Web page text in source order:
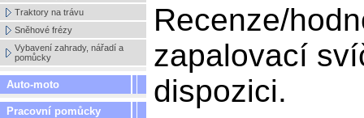
Traktory na trávu
Sněhové frézy
Vybavení zahrady, nářadí a
pomůcky
Auto-moto
Pracovní pomůcky
Recenze/
zapalovací
dispozici.